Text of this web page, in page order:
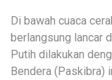
Di bawah cuaca
berlangsung lancar
Putih dilakukan
Bendera (Paskibra)